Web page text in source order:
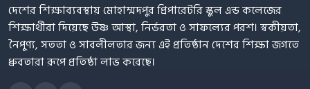
দেশের শিক্ষাব্যবস্থায় মোহাম্মদপুর প্রিপারেটরি স্কুল এন্ড কলেজের
শিক্ষার্থীরা দিয়েছে উষ্ণ আস্থা, নির্ভরতা ও সাফল্যের পরশ। স্বকীয়তা,
নৈপুণ্য, সততা ও সাবলীলতার জন্য এই প্রতিষ্ঠান দেশের শিক্ষা জগতে
ধ্রুবতারা রূপে প্রতিষ্ঠা লাভ করেছে।